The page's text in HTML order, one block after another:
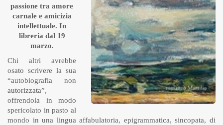
passione tra amore
carnale e amicizia
intellettuale. In
libreria dal 19
marzo.
Chi altri avrebbe
osato scrivere la sua
“autobiografia non
autorizzata”,
offrendola in modo
spericolato in pasto al
mondo in una lingua affabulatoria, epigrammatica, sincopata, di